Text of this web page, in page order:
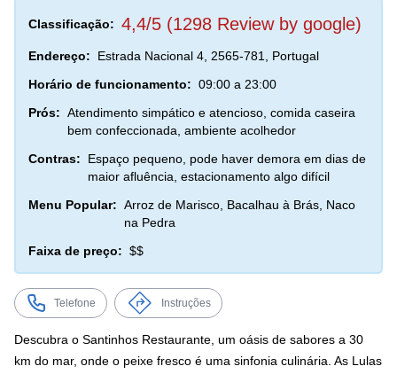
Classificação: 4,4/5 (1298 Review by google)
Endereço:
Estrada Nacional 4, 2565-781, Portugal
Horário de funcionamento: 09:00 a 23:00
Prós: Atendimento simpático e atencioso, comida caseira
bem confeccionada, ambiente acolhedor
Contras:
Espaço pequeno, pode haver demora em dias de
maior afluência, estacionamento algo difícil
Menu Popular: Arroz de Marisco, Bacalhau à Brás, Naco
na Pedra
Faixa de preço: $$
Telefone Instruções
Descubra o Santinhos Restaurante, um oásis de sabores a 30
km do mar, onde o peixe fresco é uma sinfonia culinária. As Lulas